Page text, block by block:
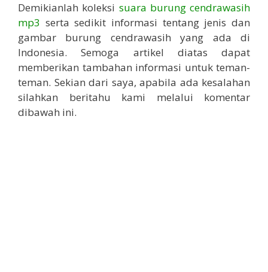
Demikianlah koleksi suara burung cendrawasih
mp3 serta sedikit informasi tentang jenis dan
gambar burung cendrawasih yang ada di
Indonesia. Semoga artikel diatas dapat
memberikan tambahan informasi untuk teman-
teman. Sekian dari saya, apabila ada kesalahan
silahkan beritahu kami melalui komentar
dibawah ini.